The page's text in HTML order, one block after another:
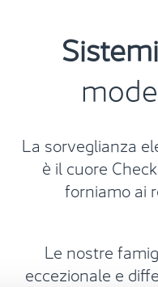
La sorveglianza
è il cuore
forniamo ai
Le nostre
eccezionale e